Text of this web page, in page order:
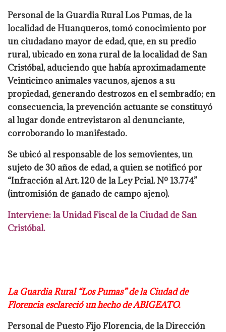
Personal de la Guardia Rural Los Pumas, de la
localidad de Huanqueros, tomó conocimiento por
un ciudadano mayor de edad, que, en su predio
rural, ubicado en zonarural de la localidad de San
Cristóbal, aduciendo que había aproximadamente
Veinticinco animales vacunos, ajenos a su
propiedad, generando destrozos en el sembradío; en
consecuencia, la prevención actuante se constituyó
al lugar donde entrevistaron aldenunciante,
corroborando lo manifestado.
Se ubicó al responsable de los semovientes, un
sujeto de 30 años de edad, a quien se notificó por
“Infracción al Art. 120 de la Ley Pcial.Nº 13.774”
(intromisión de ganado de campo ajeno).
Interviene: la Unidad Fiscal de laCiudad de San
Cristóbal.
La Guardia Rural “Los Pumas” de la Ciudad de
Florencia esclareció un hecho deABIGEATO.
Personal de Puesto Fijo Florencia, de la Dirección